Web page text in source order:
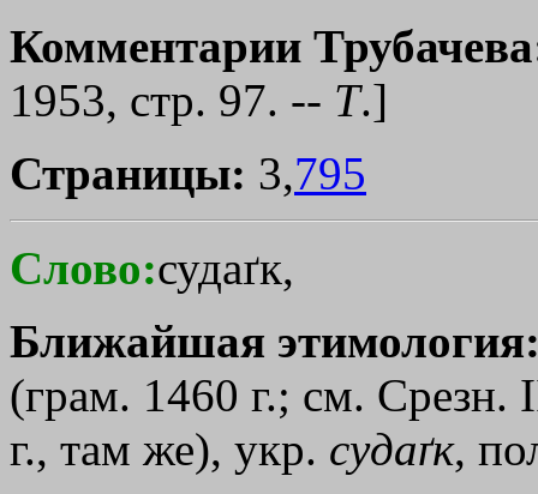
Комментарии
1953, стр. 97. -- Т.]
Страницы: 3,795
Слово:судаґк,
Ближайшая
(грам. 1460 г.; см.
г., там же), укр. судаґк,